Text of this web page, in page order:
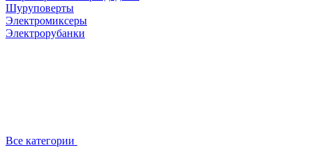
Шуруповерты
Электромиксеры
Электрорубанки
Все категории